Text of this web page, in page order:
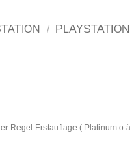
/ PLAYSTATION
Regel Erstauflage ( Platinum